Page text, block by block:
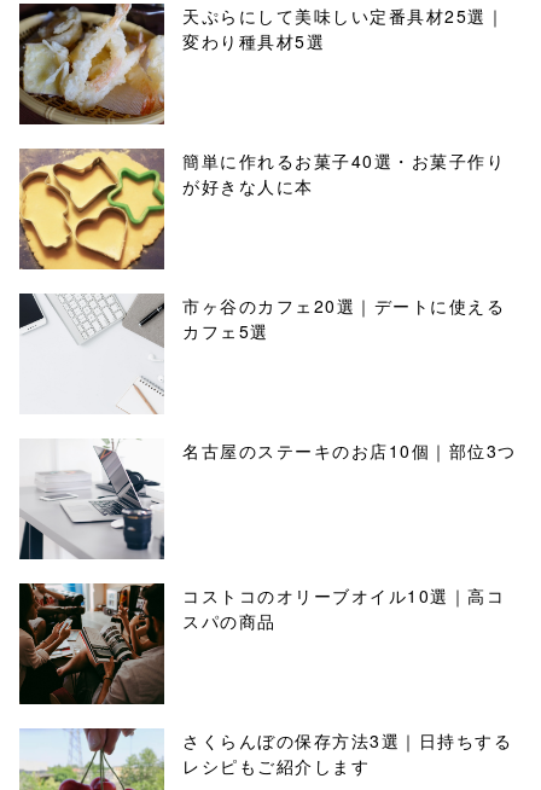
天ぷらにして美味しい定番具材25選｜
変わり種具材5選
簡単に作れるお菓子40選・お菓子作り
が好きな人に本
市ヶ谷のカフェ20選｜デートに使える
カフェ5選
名古屋のステーキのお店10個｜部位3つ
コストコのオリーブオイル10選｜高コ
スパの商品
さくらんぼの保存方法3選｜日持ちする
レシピもご紹介します